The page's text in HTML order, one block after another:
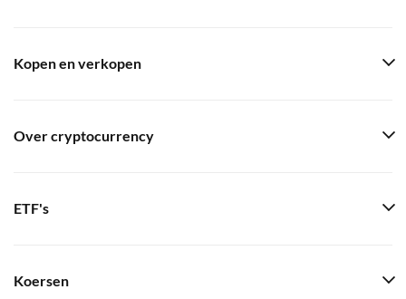
Kopen en verkopen
Over cryptocurrency
ETF's
Koersen